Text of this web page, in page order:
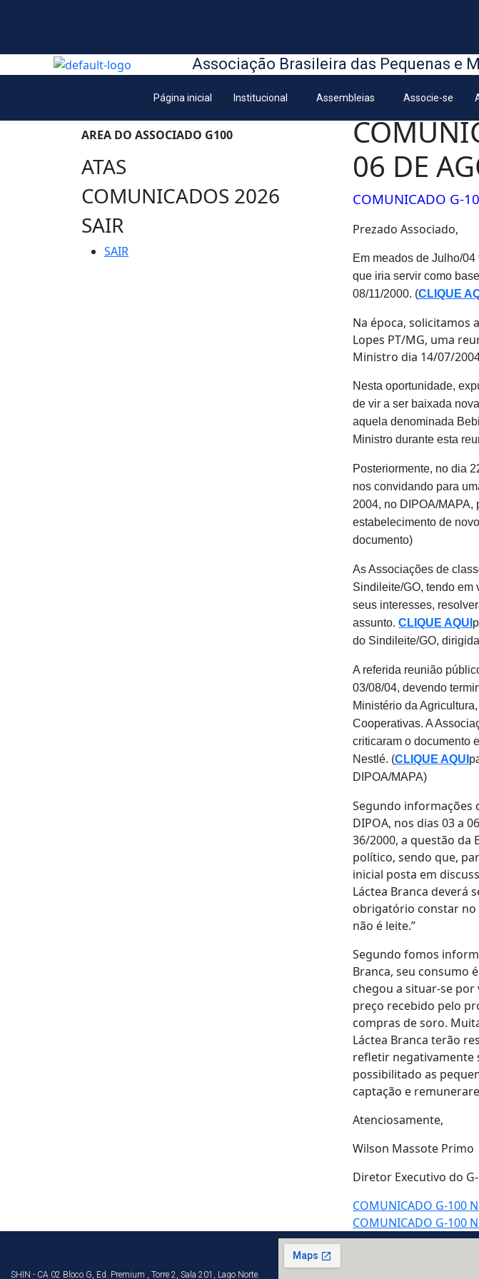
Associação Brasileira das Pequenas e
Página inicial Institucional Assembleias Associe-se
06 DE
COMUNICADO G-
Prezado Associado,
Em meados de Julho/
que iria servir como
08/11/2000. (CLIQUE
Na época, solicitamos
Lopes PT/MG, uma
Ministro dia 14/07/
Nesta oportunidade,
de vir a ser baixada
aquela denominada
Ministro durante esta
Posteriormente, no dia
nos convidando para
2004, no DIPOA/MAPA,
estabelecimento de
documento)
As Associações de
Sindileite/GO, tendo em
seus interesses,
assunto. CLIQUE AQUI
do Sindileite/GO,
A referida reunião
03/08/04, devendo
Ministério da
Cooperativas. A
criticaram o documento
Nestlé. (CLIQUE AQUI
DIPOA/MAPA)
Segundo informações
DIPOA, nos dias 03 a
36/2000, a questão da
político, sendo que,
inicial posta em
Láctea Branca deverá
obrigatório constar no
não é leite.”
Segundo fomos
Branca, seu consumo
chegou a situar-se por
preço recebido pelo
compras de soro.
Láctea Branca terão
refletir negativamente
possibilitado as
captação e
Atenciosamente,
Wilson Massote Primo
Diretor Executivo do
COMUNICADO G-100
COMUNICADO G-100
AREA DO ASSOCIADO G100
ATAS
COMUNICADOS 2026
SAIR
SAIR
SHIN - CA 02 Bloco G, Ed. Premium , Torre 2, Sala 201, Lago Norte.